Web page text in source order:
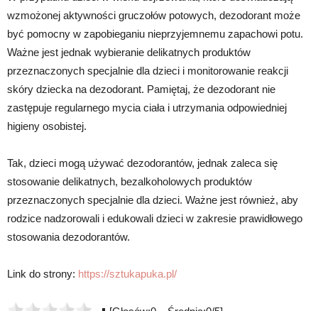
wzmożonej aktywności gruczołów potowych, dezodorant może
być pomocny w zapobieganiu nieprzyjemnemu zapachowi potu.
Ważne jest jednak wybieranie delikatnych produktów
przeznaczonych specjalnie dla dzieci i monitorowanie reakcji
skóry dziecka na dezodorant. Pamiętaj, że dezodorant nie
zastępuje regularnego mycia ciała i utrzymania odpowiedniej
higieny osobistej.
Tak, dzieci mogą używać dezodorantów, jednak zaleca się
stosowanie delikatnych, bezalkoholowych produktów
przeznaczonych specjalnie dla dzieci. Ważne jest również, aby
rodzice nadzorowali i edukowali dzieci w zakresie prawidłowego
stosowania dezodorantów.
Link do strony: https://sztukapuka.pl/